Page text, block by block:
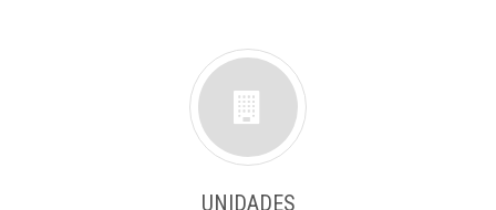
UNIDADES